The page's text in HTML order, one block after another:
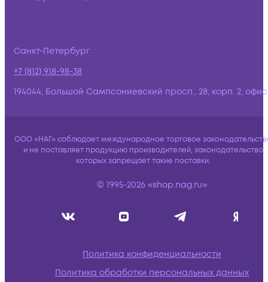
Санкт-Петербург
+7 (812) 918-98-38
194044, Большой Сампсониевский просп., 28, корп. 2,
ООО «НАГ» соблюдает международное торговое
и не поставляет продукцию производителей, законодательство
которых запрещает такие поставки.
© 1995-2026 «shop.nag.ru»
Политика конфиденциальности
Политика обработки персональных данных